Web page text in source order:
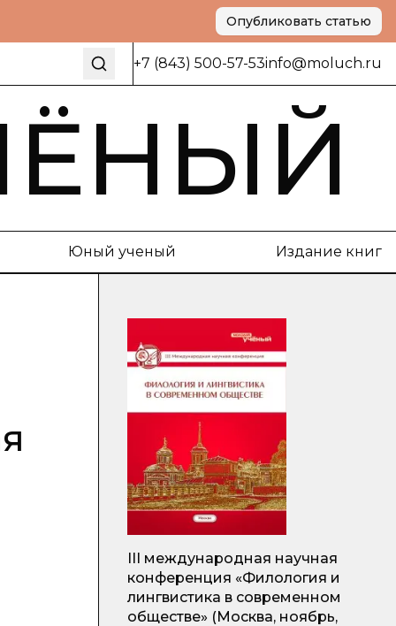
Опубликовать статью
+7 (843) 500-57-53info@moluch.ru
Юный ученый Издание книг
III международная научная
конференция «Филология и
лингвистика в современном
обществе» (Москва, ноябрь,